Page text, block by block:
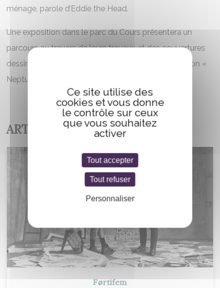
ménage, parole d’Eddie the Head.
Une exposition dans le parc du Cours présentera un
parcours au travers de leurs travaux et des couvertures
dessinées par le duo pour la toute nouvelle collection «
Neptune » des éditions de l’Atalante.
ARTISTES EXPOSÉS
Førtifem
Ce site utilise des
cookies et vous donne
le contrôle sur ceux
que vous souhaitez
activer
Tout accepter
Tout refuser
Personnaliser